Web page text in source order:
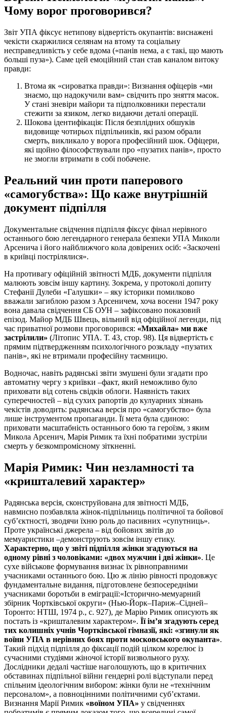
Чому ворог проговорився?
Звіт УПА фіксує нетипову відвертість окупантів: виснажені
чекісти скаржилися селянам на втому та соціальну
несправедливість у себе вдома («панів нема, а є такі, що мають
больші пуза»). Саме цей емоційний стан став каналом витоку
правди:
Втома як «сироватка правди»: Визнання офіцерів «ми
знаємо, що надокучили вам» свідчить про зняття масок.
У стані зневіри майори та підполковники перестали
стежити за язиком, легко видаючи деталі операції.
Шокова ідентифікація: Після безплідних обшуків
видовище чотирьох підпільників, які разом обрали
смерть, викликало у ворога професійний шок. Офіцери,
які щойно філософствували про «пузатих панів», просто
не змогли втримати в собі побачене.
Реальний чин проти паперового
«самогубства»: Що каже внутрішній
документ підпілля
Документальне свідчення підпілля фіксує фінал нерівного
останнього бою легендарного генерала безпеки УПА Миколи
Арсенича і його найближчого кола довірених осіб: «Заскочені
в криївці пострілялися».
На противагу офіційній звітності МДБ, документи підпілля
малюють зовсім іншу картину. Зокрема, у протоколі допиту
Стефанії Дулеби «Галушки» – яку історики помилково
вважали загиблою разом з Арсеничем, хоча восени 1947 року
вона давала свідчення СБ ОУН – зафіксовано показовий
епізод. Майор МДБ Швець, вільний від офіційної легенди, під
час приватної розмови проговорився: «Михайла» ми вже
застрілили» (Літопис УПА. Т. 43, стор. 98). Ця відвертість є
прямим підтвердженням психологічного розкладу «пузатих
панів», які не втримали професійну таємницю.
Водночас, навіть радянські звіти змушені були згадати про
автоматну чергу з криївки –факт, який неможливо було
приховати від сотень свідків облоги. Наявність таких
суперечностей – від сухих рапортів до кулуарних зізнань
чекістів доводить: радянська версія про «самогубство» була
лише інструментом пропаганди. Її мета була єдиною:
приховати масштабність останнього бою та героїзм, з яким
Микола Арсенич, Марія Римик та їхні побратими зустріли
смерть у безкомпромісному зіткненні.
Марія Римик: Чин незламності та
«кришталевий характер»
Радянська версія, сконструйована для звітності МДБ,
навмисно позбавляла жінок-підпільниць політичної та бойової
суб’єктності, зводячи їхню роль до пасивних «супутниць».
Проте українські джерела – від бойових звітів до
мемуаристики –демонструють зовсім іншу етику.
Характерно, що у звіті підпілля жінки згадуються на
одному рівні з чоловіками: «двох мужчин і дві жінки». Це
сухе військове формування визнає їх рівноправними
учасниками останнього бою. Цю ж лінію рівності продовжує
фундаментальне видання, підготовлене безпосередніми
учасниками боротьби в еміграції:«Історично-мемуарний
збірник Чортківської округи» (Нью-Йорк–Париж–Сідней–
Торонто: НТШ, 1974 р., с. 927), де Марію Римик описують як
постать із «кришталевим характером». Її ім’я згадують серед
тих колишніх учнів Чортківської гімназії, які: «згинули як
воїни УПА в нерівних боях проти московського окупанта».
Такий підхід підпілля до фіксації подій цілком корелює із
сучасними студіями жіночої історії визвольного руху.
Дослідники дедалі частіше наголошують, що в критичних
обставинах підпільної війни гендерні ролі відступали перед
спільним ідеологічним вибором: жінки були не «технічним
персоналом», а повноцінними політичними суб’єктами.
Визнання Марії Римик «воїном УПА» у свідченнях